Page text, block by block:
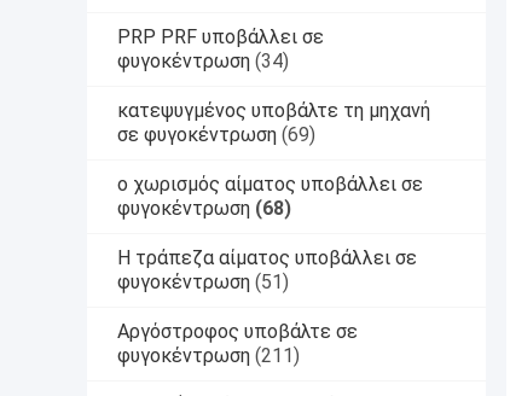
PRP PRF υποβάλλει σε
φυγοκέντρωση (34)
κατεψυγμένος υποβάλτε τη μηχανή
σε φυγοκέντρωση (69)
ο χωρισμός αίματος υποβάλλει σε
φυγοκέντρωση (68)
Η τράπεζα αίματος υποβάλλει σε
φυγοκέντρωση (51)
Αργόστροφος υποβάλτε σε
φυγοκέντρωση (211)